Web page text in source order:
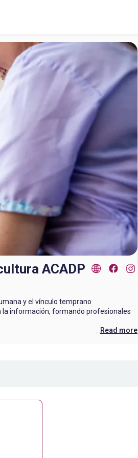
ACADP
y el vínculo temprano
la información, formando profesionales
...Read more